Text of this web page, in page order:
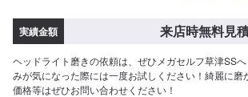
実績金額 来店時無料見
ヘッドライト磨きの依頼は、ぜひメガセルフ草津SS
みが気になった際には一度お試しください！綺麗に磨
価格等はぜひお問い合わせください！